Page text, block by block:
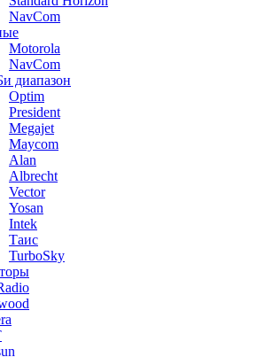
NavCom
Motorola
NavCom
диапазон
Optim
President
Megajet
Maycom
Alan
Albrecht
Vector
Yosan
Intek
Таис
TurboSky